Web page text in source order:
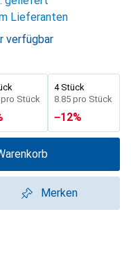
Lieferanten
verfügbar
pro Stück
4 Stück
CHF
8.85 pro Stück
−12%
Merken